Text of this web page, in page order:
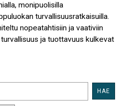
monipuolisilla
turvallisuusratkaisuilla.
nopeatahtisiin ja vaativiin
ja tuottavuus kulkevat
HAE